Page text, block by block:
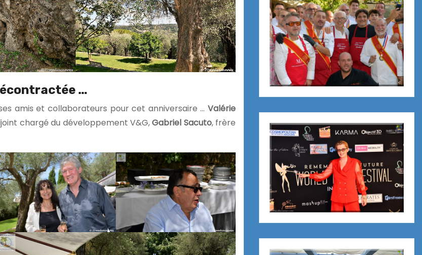
…
amis et collaborateurs pour cet anniversaire …Valérie
chargé du développement V&G,Gabriel Sacuto, frère